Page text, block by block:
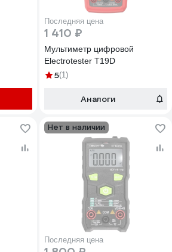
Последняя цена
1 410 ₽
Мультиметр цифровой
Electrotester T19D
5(1)
Аналоги
Нет в наличии
Последняя цена